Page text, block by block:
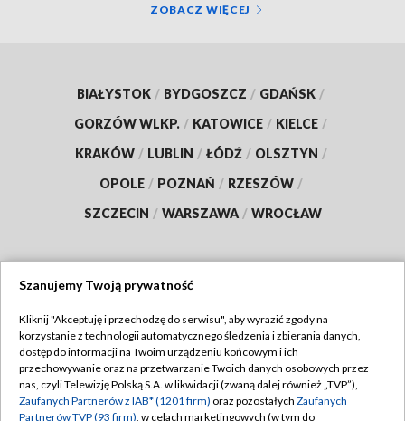
ZOBACZ WIĘCEJ
BIAŁYSTOK / BYDGOSZCZ / GDAŃSK /
GORZÓW WLKP. / KATOWICE / KIELCE /
KRAKÓW / LUBLIN / ŁÓDŹ / OLSZTYN /
OPOLE / POZNAŃ / RZESZÓW /
SZCZECIN / WARSZAWA / WROCŁAW
TVP
Abonament TVP
Emisja w TVP
Regulamin TVP
Polityka prywatności
Szanujemy Twoją prywatność
Kliknij "Akceptuję i przechodzę do serwisu", aby wyrazić zgody na
korzystanie z technologii automatycznego śledzenia i zbierania danych,
dostęp do informacji na Twoim urządzeniu końcowym i ich
przechowywanie oraz na przetwarzanie Twoich danych osobowych przez
nas, czyli Telewizję Polską S.A. w likwidacji (zwaną dalej również „TVP”),
Zaufanych Partnerów z IAB* (1201 firm) oraz pozostałych Zaufanych
Partnerów TVP (93 firm), w celach marketingowych (w tym do